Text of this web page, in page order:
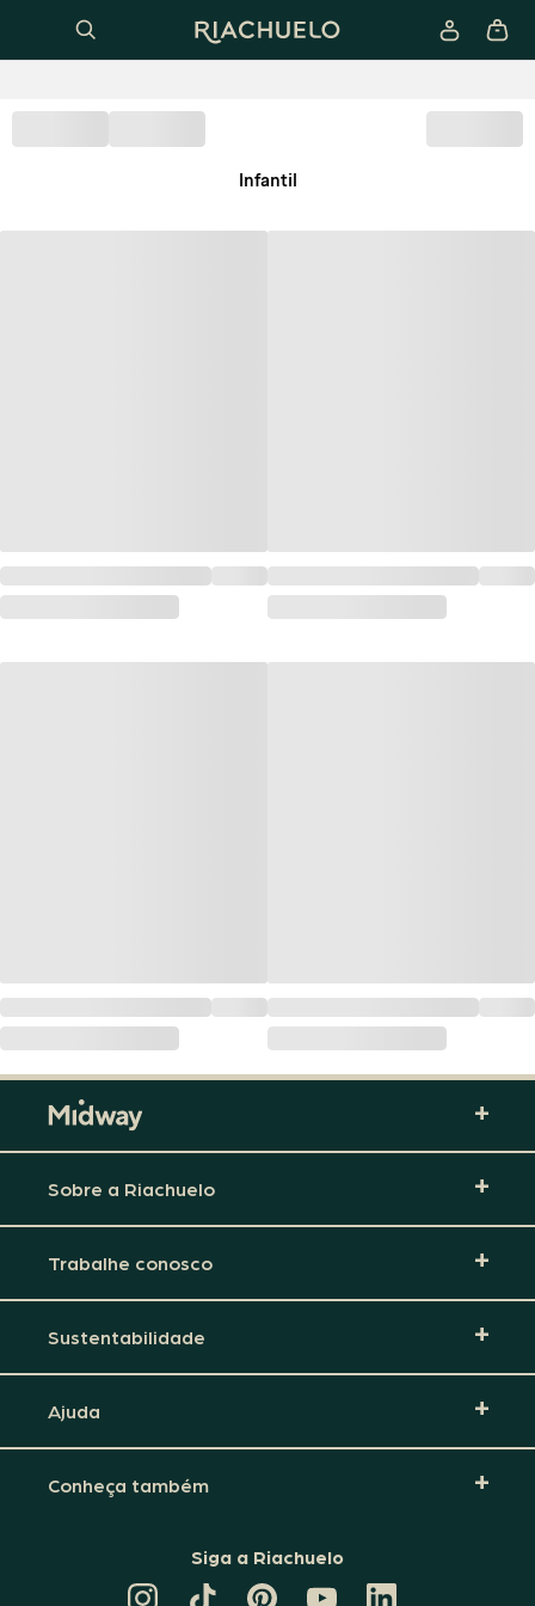
Infantil
Sobre a Riachuelo
Trabalhe conosco
Sustentabilidade
Ajuda
Conheça também
Siga a Riachuelo
CANAL